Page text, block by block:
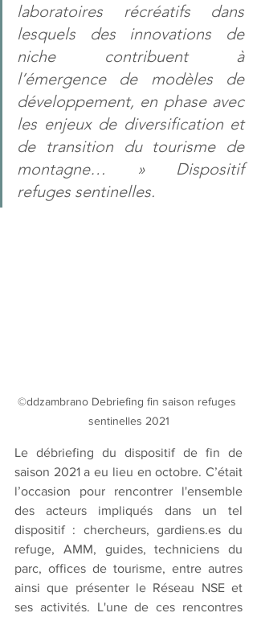
laboratoires récréatifs dans
lesquels des innovations de
niche contribuent à
l’émergence de modèles de
développement, en phase avec
les enjeux de diversification et
de transition du tourisme de
montagne… » Dispositif
refuges sentinelles.
©ddzambrano Debriefing fin saison refuges
sentinelles 2021
Le débriefing du dispositif de fin de
saison 2021 a eu lieu en octobre. C’était
l’occasion pour rencontrer l'ensemble
des acteurs impliqués dans un tel
dispositif : chercheurs, gardiens.es du
refuge, AMM, guides, techniciens du
parc, offices de tourisme, entre autres
ainsi que présenter le Réseau NSE et
ses activités. L'une de ces rencontres